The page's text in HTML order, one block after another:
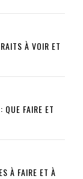
À VOIR ET
FAIRE ET
À FAIRE ET À